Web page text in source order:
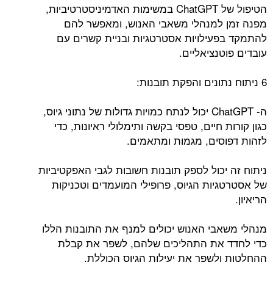
הטיפול של ChatGPT במשימות האדמיניסטרטיביות,
מפנה זמן למנהלי משאבי האנוש, ומאפשר להם
להתמקד בפעילויות אסטרטגיות ובניית קשרים עם
עובדים פוטנציאליים.
6 ניתוח נתונים והפקת תובנות:
ה- ChatGPT יכול לנתח כמויות גדולות של נתוני גיוס,
כגון קורות חיים, טפסי בקשה ותימלולי ראיונות, כדי
לזהות דפוסים, מגמות ומתאמים.
ניתוח זה יכול לספק תובנות חשובות לגבי האפקטיביות
של אסטרטגיות הגיוס, פרופילי המועמדים וטכניקות
הריאיון.
מנהלי משאבי האנוש יכולים למנף את התובנות הללו
כדי לחדד את התהליכים שלהם, לשפר את קבלת
ההחלטות ולשפר את יעילות הגיוס הכוללת.